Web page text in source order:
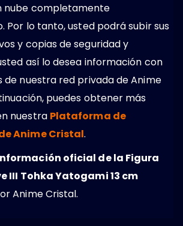
nube completamente
Por lo tanto, usted podrá subir sus
y copias de seguridad y
así lo desea información con
de nuestra red privada de Anime
puedes obtener más
nuestra Plataforma de
Anime Cristal.
oficial de la Figura
III Tohka Yatogami 13 cm
Anime Cristal.